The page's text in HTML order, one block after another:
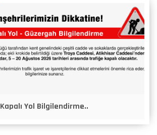
Kapalı Yol Bilgilendirme..